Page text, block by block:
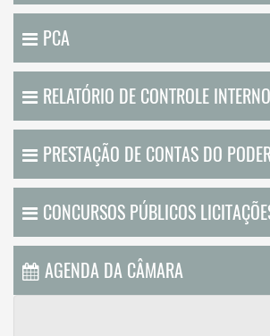
PCA
RELATÓRIO DE CONTROLE INTERNO
PRESTAÇÃO DE CONTAS DO
CONCURSOS PÚBLICOS
AGENDA DA CÂMARA